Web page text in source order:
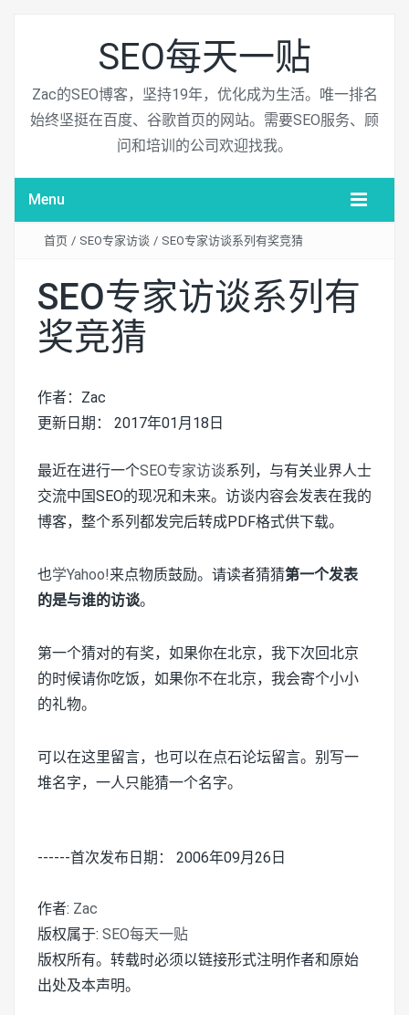
SEO每天一贴
Zac的SEO博客，坚持19年，优化成为生活。唯一排名
始终坚挺在百度、谷歌首页的网站。需要SEO服务、顾
问和培训的公司欢迎找我。
Menu
首页 / SEO专家访谈 / SEO专家访谈系列有奖竞猜
SEO专家访谈系列有
奖竞猜
作者：Zac
更新日期： 2017年01月18日
最近在进行一个SEO专家访谈系列，与有关业界人士
交流中国SEO的现况和未来。访谈内容会发表在我的
博客，整个系列都发完后转成PDF格式供下载。
也学Yahoo!来点物质鼓励。请读者猜猜第一个发表
的是与谁的访谈。
第一个猜对的有奖，如果你在北京，我下次回北京
的时候请你吃饭，如果你不在北京，我会寄个小小
的礼物。
可以在这里留言，也可以在点石论坛留言。别写一
堆名字，一人只能猜一个名字。
------首次发布日期： 2006年09月26日
作者: Zac
版权属于: SEO每天一贴
版权所有。转载时必须以链接形式注明作者和原始
出处及本声明。